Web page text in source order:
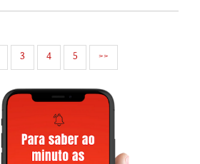
3 4 5 >>